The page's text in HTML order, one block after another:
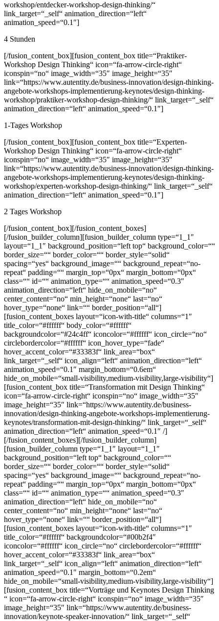
workshop/entdecker-workshop-design-thinking/“
link_target=“_self“ animation_direction=“left“
animation_speed=“0.1″]
4 Stunden
[/fusion_content_box][fusion_content_box title=“Praktiker-
Workshop Design Thinking“ icon=“fa-arrow-circle-right“
iconspin=“no“ image_width=“35″ image_height=“35″
link=“https://www.autentity.de/business-innovation/design-thinking-
angebote-workshops-implementierung-keynotes/design-thinking-
workshop/praktiker-workshop-design-thinking/“ link_target=“_self“
animation_direction=“left“ animation_speed=“0.1″]
1-Tages Workshop
[/fusion_content_box][fusion_content_box title=“Experten-
Workshop Design Thinking“ icon=“fa-arrow-circle-right“
iconspin=“no“ image_width=“35″ image_height=“35″
link=“https://www.autentity.de/business-innovation/design-thinking-
angebote-workshops-implementierung-keynotes/design-thinking-
workshop/experten-workshop-design-thinking/“ link_target=“_self“
animation_direction=“left“ animation_speed=“0.1″]
2 Tages Workshop
[/fusion_content_box][/fusion_content_boxes]
[/fusion_builder_column][fusion_builder_column type=“1_1″
layout=“1_1″ background_position=“left top“ background_color=““
border_size=““ border_color=““ border_style=“solid“
spacing=“yes“ background_image=““ background_repeat=“no-
repeat“ padding=““ margin_top=“0px“ margin_bottom=“0px“
class=““ id=““ animation_type=““ animation_speed=“0.3″
animation_direction=“left“ hide_on_mobile=“no“
center_content=“no“ min_height=“none“ last=“no“
hover_type=“none“ link=““ border_position=“all“]
[fusion_content_boxes layout=“icon-with-title“ columns=“1″
title_color=“#ffffff“ body_color=“#ffffff“
backgroundcolor=“#24c4ff“ iconcolor=“#ffffff“ icon_circle=“no“
circlebordercolor=“#ffffff“ icon_hover_type=“fade“
hover_accent_color=“#33383f“ link_area=“box“
link_target=“_self“ icon_align=“left“ animation_direction=“left“
animation_speed=“0.1″ margin_bottom=“0.6em“
hide_on_mobile=“small-visibility,medium-visibility,large-visibility“]
[fusion_content_box title=“Transformation mit Design Thinking“
icon=“fa-arrow-circle-right“ iconspin=“no“ image_width=“35″
image_height=“35″ link=“https://www.autentity.de/business-
innovation/design-thinking-angebote-workshops-implementierung-
keynotes/transformation-mit-design-thinking/“ link_target=“_self“
animation_direction=“left“ animation_speed=“0.1″ /]
[/fusion_content_boxes][/fusion_builder_column]
[fusion_builder_column type=“1_1″ layout=“1_1″
background_position=“left top“ background_color=““
border_size=““ border_color=““ border_style=“solid“
spacing=“yes“ background_image=““ background_repeat=“no-
repeat“ padding=““ margin_top=“0px“ margin_bottom=“0px“
class=““ id=““ animation_type=““ animation_speed=“0.3″
animation_direction=“left“ hide_on_mobile=“no“
center_content=“no“ min_height=“none“ last=“no“
hover_type=“none“ link=““ border_position=“all“]
[fusion_content_boxes layout=“icon-with-title“ columns=“1″
title_color=“#ffffff“ backgroundcolor=“#00b2f4″
iconcolor=“#ffffff“ icon_circle=“no“ circlebordercolor=“#ffffff“
hover_accent_color=“#33383f“ link_area=“box“
link_target=“_self“ icon_align=“left“ animation_direction=“left“
animation_speed=“0.1″ margin_bottom=“0.2em“
hide_on_mobile=“small-visibility,medium-visibility,large-visibility“]
[fusion_content_box title=“Vorträge und Keynotes Design Thinking
“ icon=“fa-arrow-circle-right“ iconspin=“no“ image_width=“35″
image_height=“35″ link=“https://www.autentity.de/business-
innovation/keynote-speaker-innovation/“ link_target=“_self“